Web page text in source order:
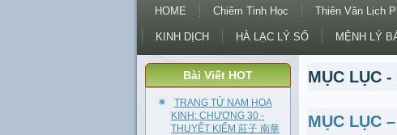
HOME Chiêm Tinh Học Thiên Văn Lịch
KINH DỊCH HÀ LẠC LÝ SỐ MỆNH LÝ
Bài Viết HOT
TRANG TỬ NAM HOA
KINH: CHƯƠNG 30 -
THUYẾT KIẾM 莊子 南華
MỤC LỤC -
MỤC LỤC